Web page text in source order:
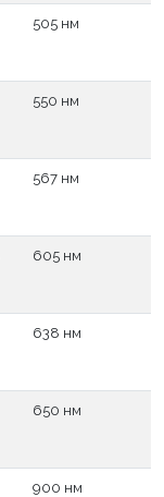
505 нм
550 нм
567 нм
605 нм
638 нм
650 нм
900 нм